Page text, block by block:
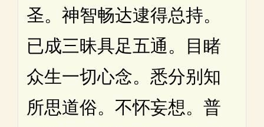
圣。神智畅达逮得总持。
已成三昧具足五通。目睹
众生一切心念。悉分别知
所思道俗。不怀妄想。普